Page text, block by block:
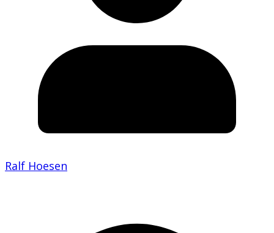
Ralf Hoesen